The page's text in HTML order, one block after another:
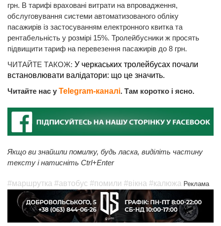
грн. В тарифі враховані витрати на впровадження,
обслуговування системи автоматизованого обліку
пасажирів із застосуванням електронного квитка та
рентабельність у розмірі 15%. Тролейбусники ж просять
підвищити тариф на перевезення пасажирів до 8 грн.
ЧИТАЙТЕ ТАКОЖ: У черкаських тролейбусах почали
встановлювати валідатори: що це значить.
Читайте нас у Telegram-каналі. Там коротко і ясно.
Якщо ви знайшли помилку, будь ласка, виділіть частину
тексту і натисніть Ctrl+Enter
#маршрутка #автобус #помили #вікна #калюжа Реклама